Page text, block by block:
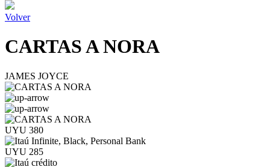
Volver
CARTAS A NORA
JAMES JOYCE
UYU 380
UYU 285